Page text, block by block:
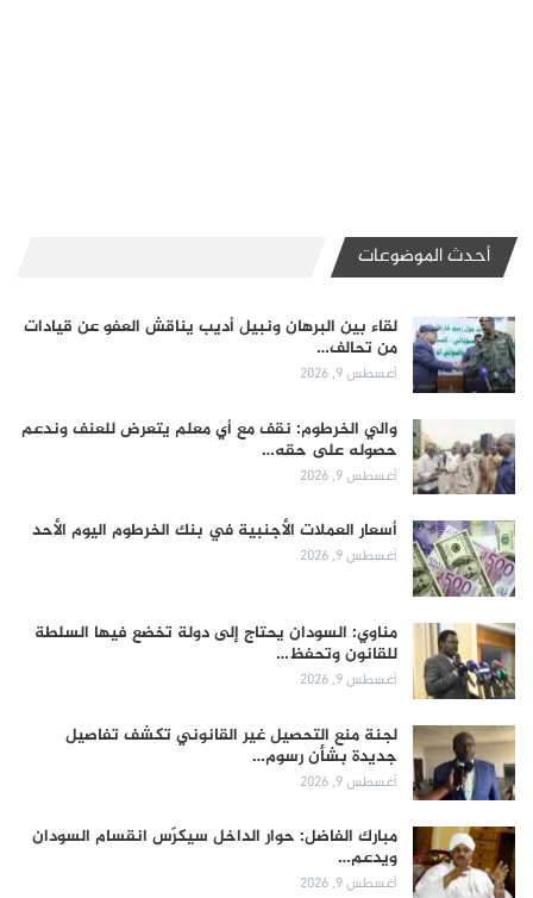
أحدث الموضوعات
لقاء بين البرهان ونبيل أديب يناقش العفو عن قيادات
من تحالف…
أغسطس 9, 2026
والي الخرطوم: نقف مع أي معلم يتعرض للعنف وندعم
حصوله على حقه…
أغسطس 9, 2026
أسعار العملات الأجنبية في بنك الخرطوم اليوم الأحد
أغسطس 9, 2026
مناوي: السودان يحتاج إلى دولة تخضع فيها السلطة
للقانون وتحفظ…
أغسطس 9, 2026
لجنة منع التحصيل غير القانوني تكشف تفاصيل
جديدة بشأن رسوم…
أغسطس 9, 2026
مبارك الفاضل: حوار الداخل سيكرّس انقسام السودان
ويدعم…
أغسطس 9, 2026